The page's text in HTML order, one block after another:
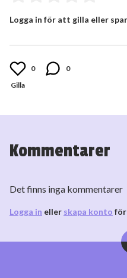
Logga in för att gilla eller
0 0
Kommentarer
Det finns inga kommentarer
Logga in eller skapa konto